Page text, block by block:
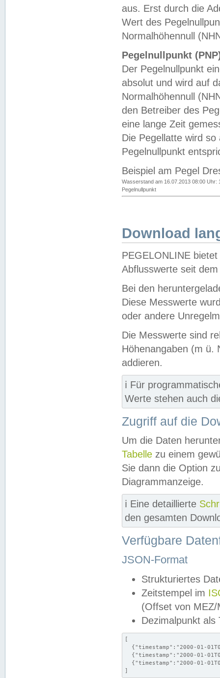
aus. Erst durch die
Wert des
Normalhöhennull
Pegelnullpunkt
Der Pegelnullpunkt
absolut und wird auf
Normalhöhennull
den Betreiber des
eine lange Zeit
Die Pegellatte wird
Pegelnullpunkt
Beispiel am Pegel
Wasserstand am 16.07.2013 08:00 Uhr:
Pegelnullpunkt
Download
PEGELONLINE
Abflusswerte seit
Bei den
Diese Messwerte
oder andere
Die Messwerte sind
Höhenangaben (m ü.
addieren.
ℹ️ Für
Werte stehen auch
Zugriff auf die
Um die Daten
Tabelle zu einem
Sie dann die Option
Diagrammanzeige.
ℹ️ Eine detaillierte
den gesamten
Verfügbare
JSON-Format
Strukturiertes
Zeitstempel im
(Offset von MEZ/
Dezimalpunkt als
[
{"timestamp":"2000-01-
{"timestamp":"2000-01-
{"timestamp":"2000-01-
]